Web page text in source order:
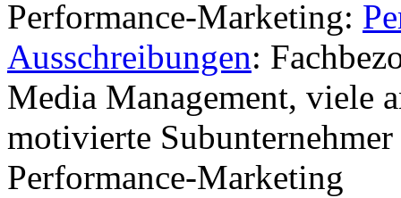
Performance-Marketing:
Ausschreibungen:
Media Management, viele
motivierte
Performance-Marketing